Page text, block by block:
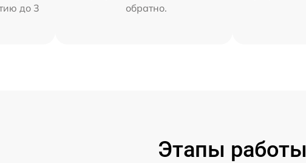
до 3
обратно.
Этапы работы